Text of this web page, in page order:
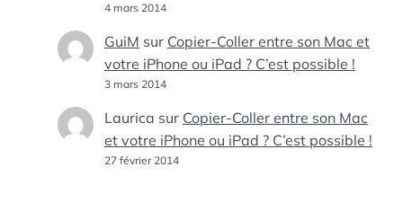
4 mars 2014
GuiM sur Copier-Coller entre son Mac et
votre iPhone ou iPad ? C’est possible !
3 mars 2014
Laurica sur Copier-Coller entre son Mac
et votre iPhone ou iPad ? C’est possible !
27 février 2014